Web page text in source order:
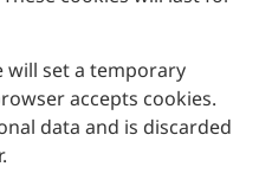
will set a temporary
accepts cookies.
data and is discarded